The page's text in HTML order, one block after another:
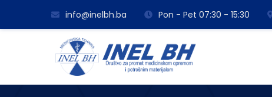
info@inelbh.ba Pon - Pet 07:30 - 15:30